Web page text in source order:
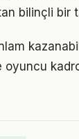
bilinçli bir
oyuncu